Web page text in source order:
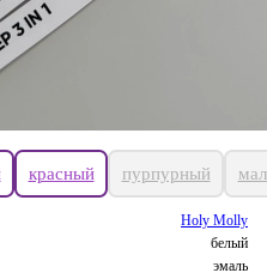
красный пурпурный
Holy Molly
белый
эмаль